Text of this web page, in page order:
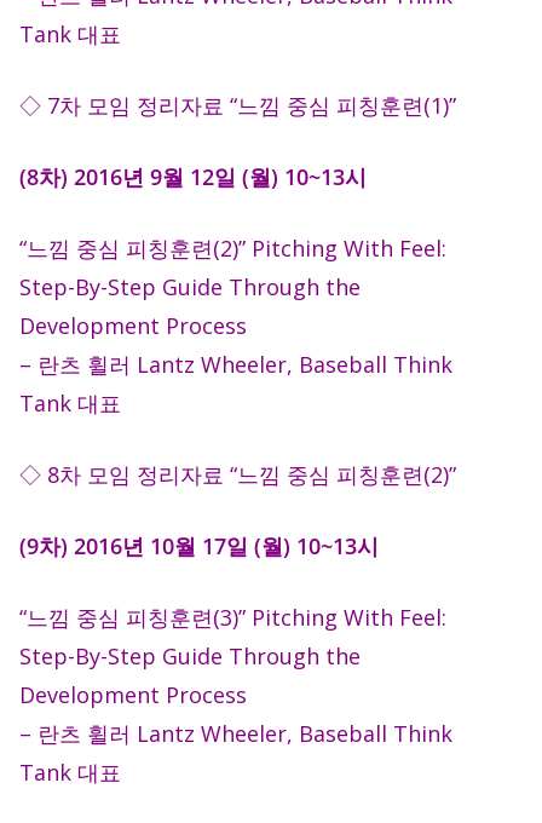
Tank 대표
◇ 7차 모임 정리자료 “느낌 중심 피칭훈련(1)”
(8차) 2016년 9월 12일 (월) 10~13시
“느낌 중심 피칭훈련(2)” Pitching With Feel:
Step-By-Step Guide Through the
Development Process
– 란츠 휠러 Lantz Wheeler, Baseball Think
Tank 대표
◇ 8차 모임 정리자료 “느낌 중심 피칭훈련(2)”
(9차) 2016년 10월 17일 (월) 10~13시
“느낌 중심 피칭훈련(3)” Pitching With Feel:
Step-By-Step Guide Through the
Development Process
– 란츠 휠러 Lantz Wheeler, Baseball Think
Tank 대표